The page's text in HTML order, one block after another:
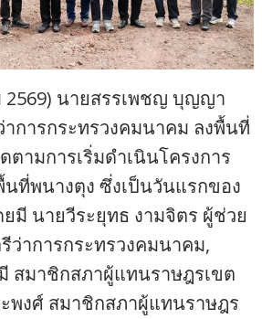
นายสรรเพชญ บุญญา
การกระทรวงคมนาคม ลงพื้นที่
ตามการเริ่มดำเนินโครงการ
ที่พนางตุง ซึ่งเป็นวันแรกของ
มี นายวีระยุทธ งามจิตร ผู้ช่วย
ว่าการกระทรวงคมนาคม,
สมาชิกสภาผู้แทนราษฎรเขต
พงศ์ สมาชิกสภาผู้แทนราษฎร